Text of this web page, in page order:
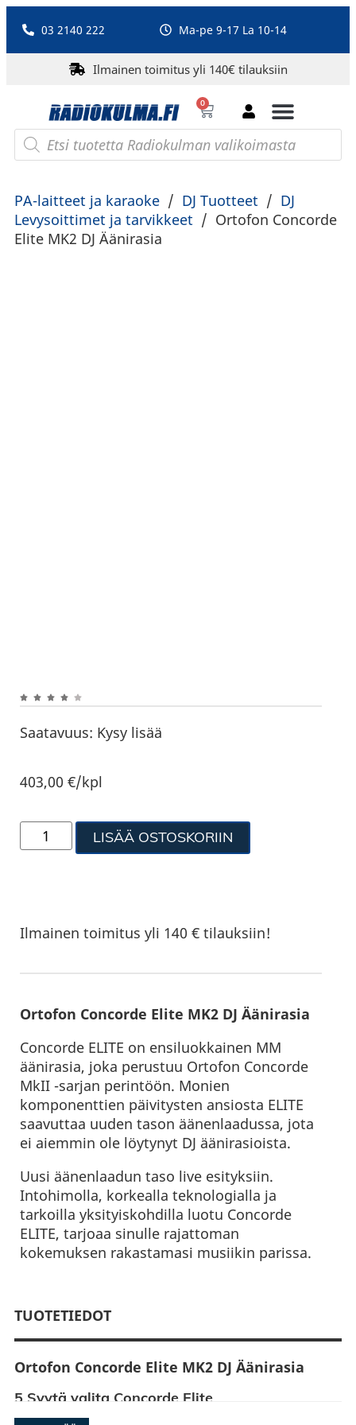
03 2140 222 Ma-pe 9-17 La 10-14
Ilmainen toimitus yli 140€ tilauksiin
0
PA-laitteet ja karaoke / DJ Tuotteet / DJ
Levysoittimet ja tarvikkeet / Ortofon Concorde
Elite MK2 DJ Äänirasia
Saatavuus: Kysy lisää
403,00€/kpl
LISÄÄ OSTOSKORIIN
Ilmainen toimitus yli 140 € tilauksiin!
Ortofon Concorde Elite MK2 DJ Äänirasia
Concorde ELITE on ensiluokkainen MM
äänirasia, joka perustuu Ortofon Concorde
MkII -sarjan perintöön. Monien
komponenttien päivitysten ansiosta ELITE
saavuttaa uuden tason äänenlaadussa, jota
ei aiemmin ole löytynyt DJ äänirasioista.
Uusi äänenlaadun taso live esityksiin.
Intohimolla, korkealla teknologialla ja
tarkoilla yksityiskohdilla luotu Concorde
ELITE, tarjoaa sinulle rajattoman
kokemuksen rakastamasi musiikin parissa.
TUOTETIEDOT
Ortofon Concorde Elite MK2 DJ Äänirasia
5 Syytä valita Concorde Elite